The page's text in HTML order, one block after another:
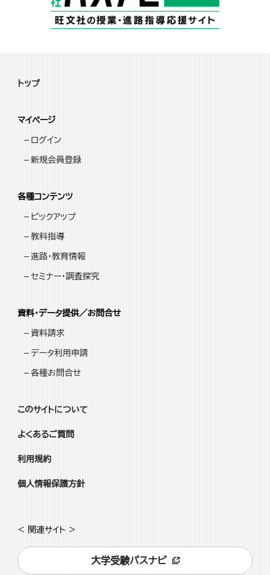
トップ
マイページ
ログイン
新規会員登録
各種コンテンツ
ピックアップ
教科指導
進路・教育情報
セミナー・調査探究
資料・データ提供／お問合せ
資料請求
データ利用申請
各種お問合せ
このサイトについて
よくあるご質問
利用規約
個人情報保護方針
< 関連サイト >
大学受験パスナビ